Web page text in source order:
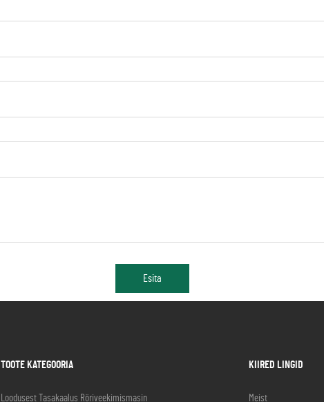
Esita
TOOTE KATEGOORIA
Loodusest Tasakaalus Röriveekimismasin
KIIRED LINGID
Meist